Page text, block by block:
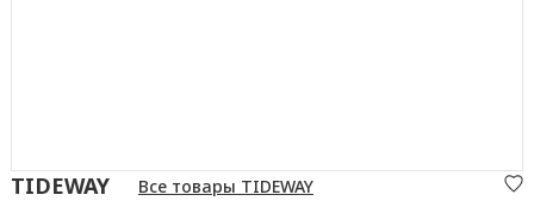
TIDEWAY Все товары TIDEWAY